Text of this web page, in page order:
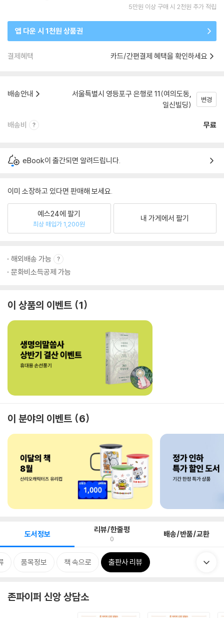
5만원 이상 구매 시 2천원 추가 적립
앱 다운 시 1천원 상품권
결제혜택 카드/간편결제 혜택을 확인하세요
배송안내
서울특별시 영등포구 은행로 11(여의도동,
일신빌딩)
변경
배송비 무료
eBook이 출간되면 알려드립니다.
이미 소장하고 있다면 판매해 보세요.
예스24에 팔기
최상 매입가 1,200원
내 가게에서 팔기
해외배송 가능
문화비소득공제 가능
이 상품의 이벤트 1
이 분야의 이벤트 6
도서정보 리뷰/한줄평
0 배송/반품/교환
품목정보 책 속으로 출판사 리뷰
존파이퍼 신앙 상담소